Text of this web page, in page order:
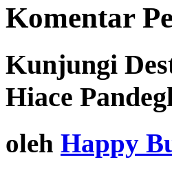
Komentar
Kunjungi
Hiace
oleh Happy